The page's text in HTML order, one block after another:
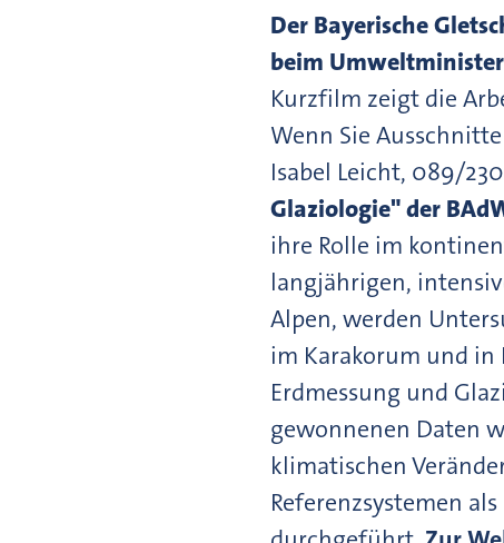
Der Bayerische
beim
Kurzfilm zeigt die
Wenn Sie
Isabel Leicht, 089/
Glaziologie" der
ihre Rolle im
langjährigen,
Alpen, werden
im Karakorum und in
Erdmessung und
gewonnenen Daten
klimatischen
Referenzsystemen